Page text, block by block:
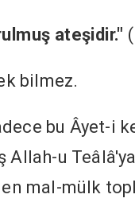
ateşidir."
bilmez.
bu Âyet-i
Allah-u
mal-mülk